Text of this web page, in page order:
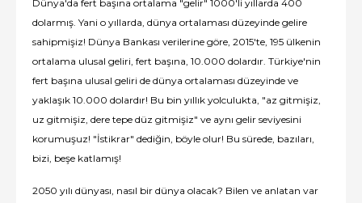
Dünya'da fert başına ortalama "gelir" 1000'li yıllarda 400
dolarmış. Yani o yıllarda, dünya ortalaması düzeyinde gelire
sahipmişiz! Dünya Bankası verilerine göre, 2015'te, 195 ülkenin
ortalama ulusal geliri, fert başına, 10.000 dolardır. Türkiye'nin
fert başına ulusal geliri de dünya ortalaması düzeyinde ve
yaklaşık 10.000 dolardır! Bu bin yıllık yolculukta, "az gitmişiz,
uz gitmişiz, dere tepe düz gitmişiz" ve aynı gelir seviyesini
korumuşuz! "İstikrar" dediğin, böyle olur! Bu sürede, bazıları,
bizi, beşe katlamış!
2050 yılı dünyası, nasıl bir dünya olacak? Bilen ve anlatan var